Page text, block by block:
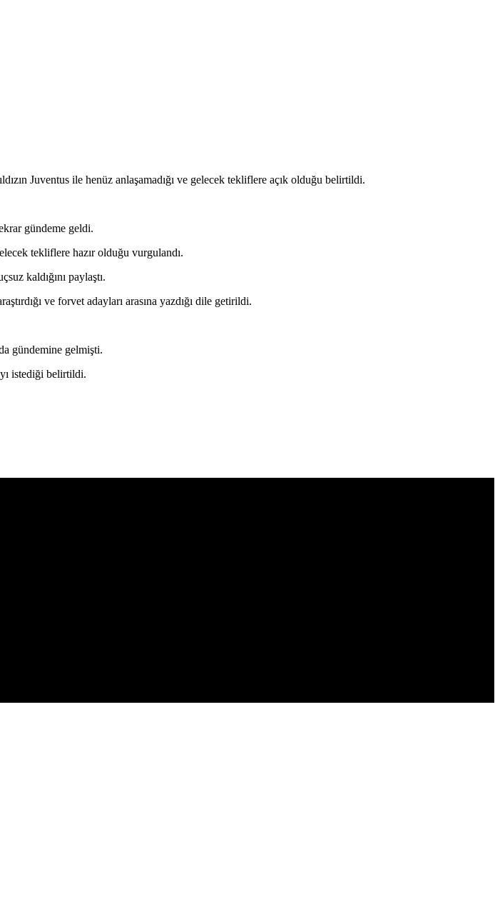
Juventus ile henüz anlaşamadığı ve gelecek tekliflere açık olduğu belirtildi.
gündeme geldi.
tekliflere hazır olduğu vurgulandı.
kaldığını paylaştı.
ve forvet adayları arasına yazdığı dile getirildi.
gündemine gelmişti.
istediği belirtildi.